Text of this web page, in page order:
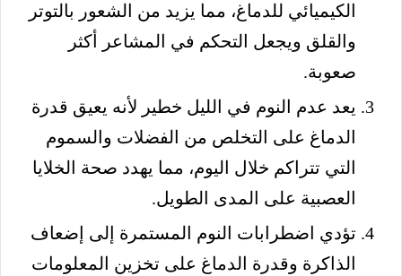
الكيميائي للدماغ، مما يزيد من الشعور بالتوتر
والقلق ويجعل التحكم في المشاعر أكثر
صعوبة.
يعد عدم النوم في الليل خطير لأنه يعيق قدرة
الدماغ على التخلص من الفضلات والسموم
التي تتراكم خلال اليوم، مما يهدد صحة الخلايا
العصبية على المدى الطويل.
تؤدي اضطرابات النوم المستمرة إلى إضعاف
الذاكرة وقدرة الدماغ على تخزين المعلومات